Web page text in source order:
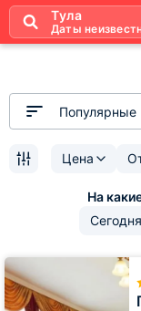
Тула
Даты
Популярные
Цена
Сегодня
Гостиница
Армения